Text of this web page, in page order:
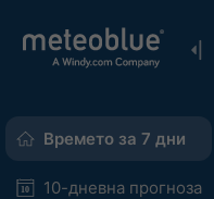
Времето за 7 дни
10-дневна прогноза